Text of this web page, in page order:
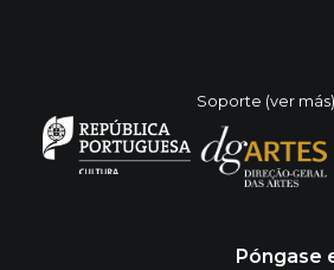
Soporte (ver más)
Póngase